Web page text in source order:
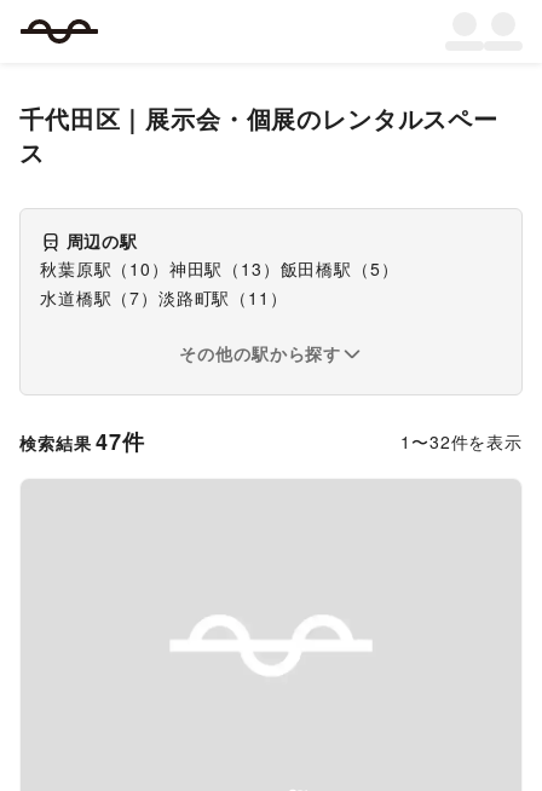
千代田区 ｜ 展示会・個展のレンタルスペー
ス
周辺の駅
秋葉原駅 （ 10 ） 神田駅 （ 13 ） 飯田橋駅 （5）
水道橋駅 （7） 淡路町駅 （ 11 ）
その他の駅から探す
検索結果 47件 1 〜32件を表示
Previous slide